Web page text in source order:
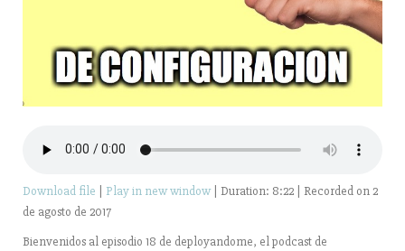
Download file Play in new window| Duration: 8:22
Recorded on 2
de agosto de 2017
Bienvenidos al episodio 18 de deployandome, el podcast de